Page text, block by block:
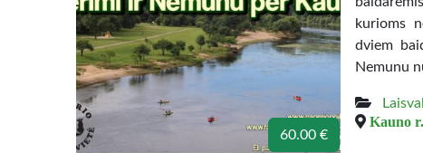
60.00 €
kurioms
dviem
Nemunu
Kauno